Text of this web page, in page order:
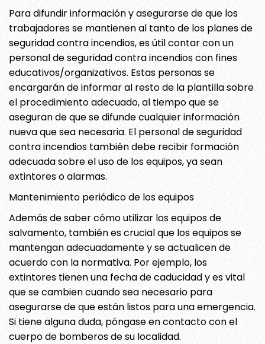
Para difundir información y asegurarse de que los
trabajadores se mantienen al tanto de los planes de
seguridad contra incendios, es útil contar con un
personal de seguridad contra incendios con fines
educativos/organizativos. Estas personas se
encargarán de informar al resto de la plantilla sobre
el procedimiento adecuado, al tiempo que se
aseguran de que se difunde cualquier información
nueva que sea necesaria. El personal de seguridad
contra incendios también debe recibir formación
adecuada sobre el uso de los equipos, ya sean
extintores o alarmas.
Mantenimiento periódico de los equipos
Además de saber cómo utilizar los equipos de
salvamento, también es crucial que los equipos se
mantengan adecuadamente y se actualicen de
acuerdo con la normativa. Por ejemplo, los
extintores tienen una fecha de caducidad y es vital
que se cambien cuando sea necesario para
asegurarse de que están listos para una emergencia.
Si tiene alguna duda, póngase en contacto con el
cuerpo de bomberos de su localidad.